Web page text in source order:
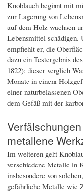
Knoblauch beginnt mit
zur Lagerung von
auf dem Holz wachsen
Lebensmittel schädigen.
empfiehlt er, die
dazu ein Testergebnis
1822): dieser verglich
Monate in einem
einer naturbelassenen
dem Gefäß mit der
metallene
Im weiteren geht
verschiedene Metalle in
insbesondere von
gefährliche Metalle wie